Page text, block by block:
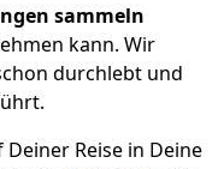
sammeln
kann. Wir
durchlebt und
Reise in Deine